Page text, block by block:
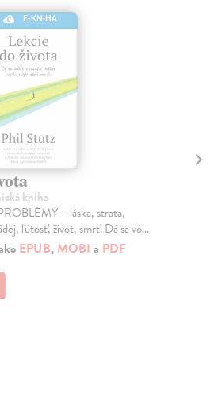
E-KNIHA
kniha
– láska, strata,
ľútosť, život, smrť. Dá sa vô...
EPUB,MOBI a PDF